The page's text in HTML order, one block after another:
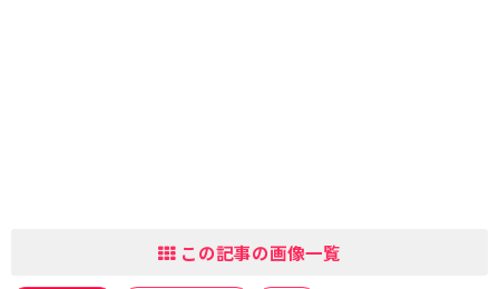
この記事の画像一覧